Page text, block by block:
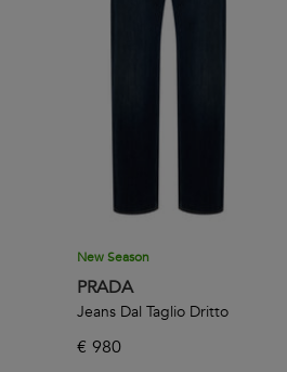
New Season
PRADA
Jeans Dal Taglio Dritto
€ 980